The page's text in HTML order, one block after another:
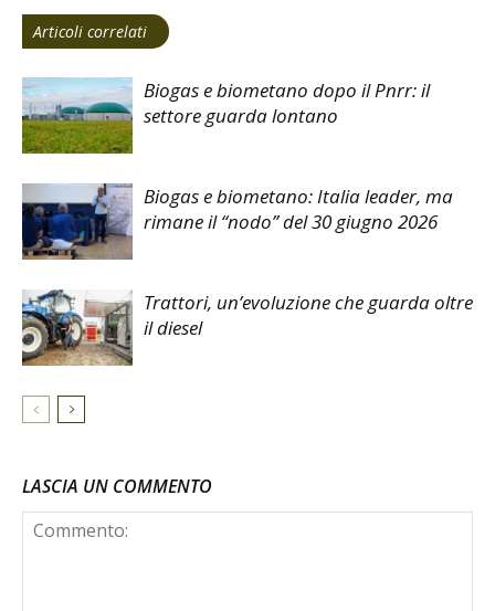
Articoli correlati
Biogas e biometano dopo il Pnrr: il
settore guarda lontano
Biogas e biometano: Italia leader, ma
rimane il “nodo” del 30 giugno 2026
Trattori, un’evoluzione che guarda oltre
il diesel
LASCIA UN COMMENTO